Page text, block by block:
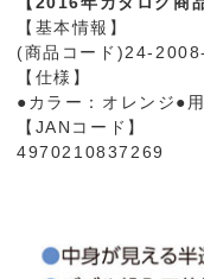
【基本情報】
(商品コード)24-
【仕様】
●カラー：オレンジ●
【JANコード】
4970210837269